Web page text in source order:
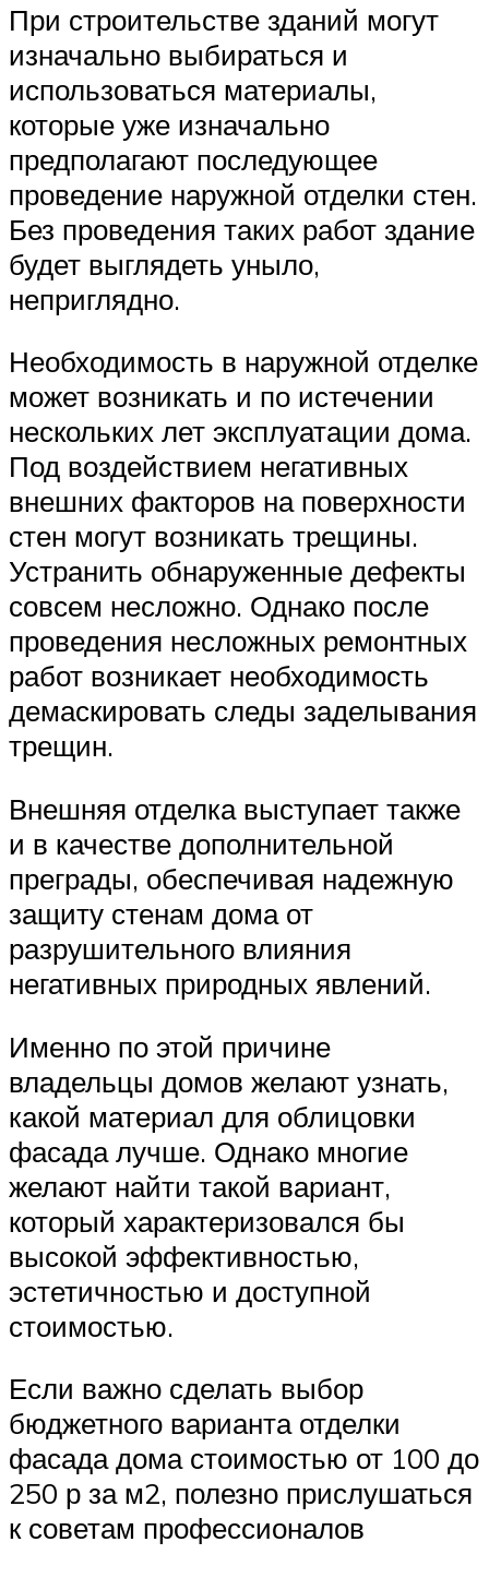
При строительстве зданий могут
изначально выбираться и
использоваться материалы,
которые уже изначально
предполагают последующее
проведение наружной отделки стен.
Без проведения таких работ здание
будет выглядеть уныло,
неприглядно.
Необходимость в наружной отделке
может возникать и по истечении
нескольких лет эксплуатации дома.
Под воздействием негативных
внешних факторов на поверхности
стен могут возникать трещины.
Устранить обнаруженные дефекты
совсем несложно. Однако после
проведения несложных ремонтных
работ возникает необходимость
демаскировать следы заделывания
трещин.
Внешняя отделка выступает также
и в качестве дополнительной
преграды, обеспечивая надежную
защиту стенам дома от
разрушительного влияния
негативных природных явлений.
Именно по этой причине
владельцы домов желают узнать,
какой материал для облицовки
фасада лучше. Однако многие
желают найти такой вариант,
который характеризовался бы
высокой эффективностью,
эстетичностью и доступной
стоимостью.
Если важно сделать выбор
бюджетного варианта отделки
фасада дома стоимостью от 100 до
250 р за м2, полезно прислушаться
к советам профессионалов